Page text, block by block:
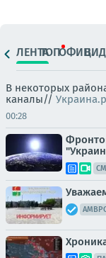
ЛЕНТАТОПОФИЦ.
В некоторых
каналы//
00:28